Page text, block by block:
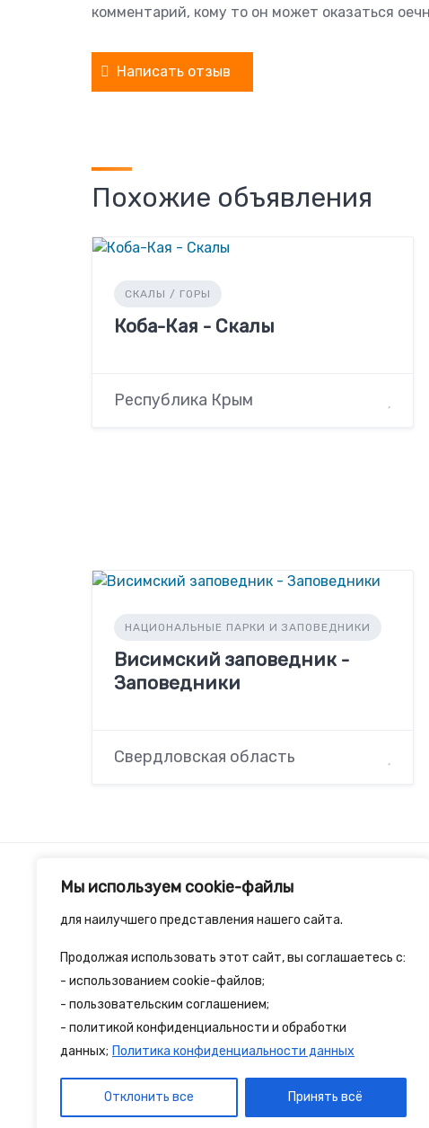
Мы используем cookie-файлы
для наилучшего представления нашего сайта.
Продолжая использовать этот сайт, вы соглашаетесь с:
- использованием cookie-файлов;
- пользовательским соглашением;
- политикой конфиденциальности и обработки
данных; Политика конфиденциальности данных
Отклонить все Принять всё
комментарий, кому то он может оказаться
Написать отзыв
Похожие объявления
СКАЛЫ / ГОРЫ
Коба-Кая - Скалы
Республика Крым
НАЦИОНАЛЬНЫЕ ПАРКИ И ЗАПОВЕДНИКИ
Висимский заповедник -
Заповедники
Свердловская область
2spalnika.ru — это удобная информационная
путешественников и туристов где собраны
достопримечательности и туристические